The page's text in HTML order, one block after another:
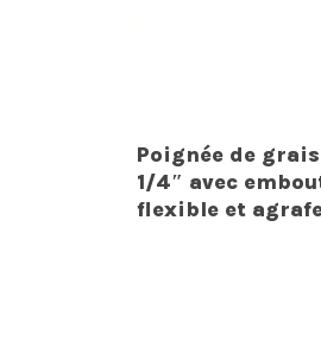
Poignée de
1/4″ avec
flexible et